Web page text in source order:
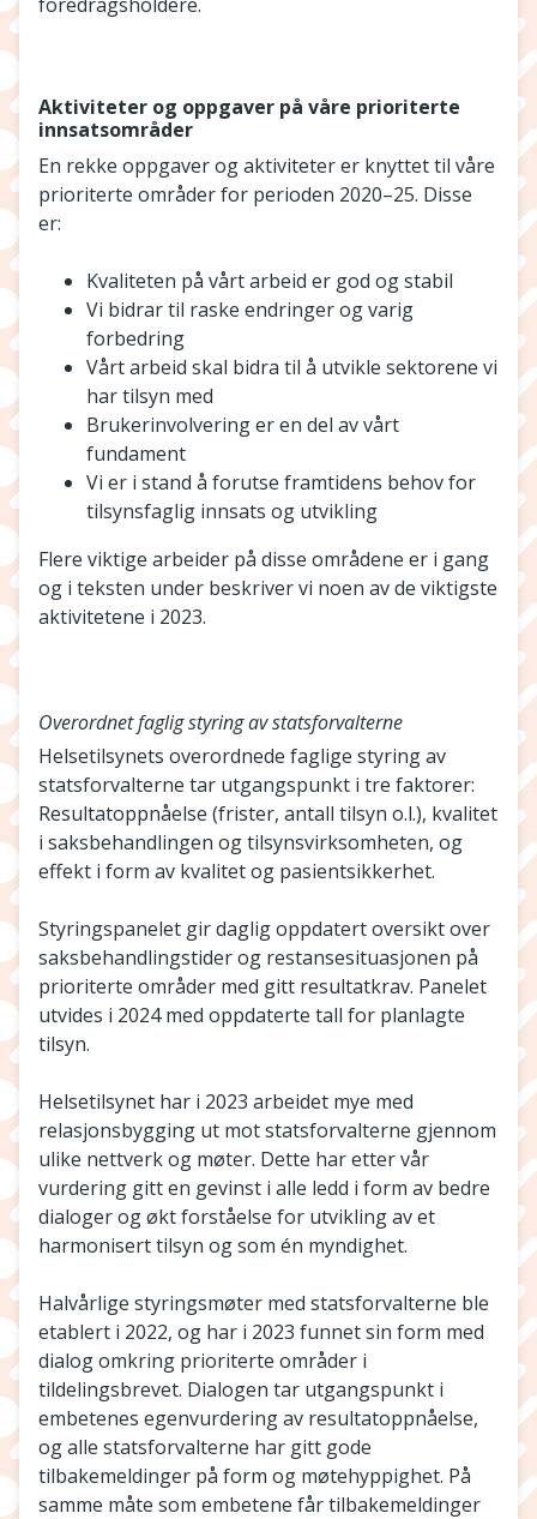
Aktiviteter og oppgaver på våre prioriterte
innsatsområder
En rekke oppgaver og aktiviteter er knyttet til våre
prioriterte områder for perioden 2020–25. Disse
er:
Kvaliteten på vårt arbeid er god og stabil
Vi bidrar til raske endringer og varig
forbedring
Vårt arbeid skal bidra til å utvikle sektorene vi
har tilsyn med
Brukerinvolvering er en del av vårt
fundament
Vi er i stand å forutse framtidens behov for
tilsynsfaglig innsats og utvikling
Flere viktige arbeider på disse områdene er i gang
og i teksten under beskriver vi noen av de viktigste
aktivitetene i 2023.
Overordnet faglig styring av statsforvalterne
Helsetilsynets overordnede faglige styring av
statsforvalterne tar utgangspunkt i tre faktorer:
Resultatoppnåelse (frister, antall tilsyn o.l.), kvalitet
i saksbehandlingen og tilsynsvirksomheten, og
effekt i form av kvalitet og pasientsikkerhet.
Styringspanelet gir daglig oppdatert oversikt over
saksbehandlingstider og restansesituasjonen på
prioriterte områder med gitt resultatkrav. Panelet
utvides i 2024 med oppdaterte tall for planlagte
tilsyn.
Helsetilsynet har i 2023 arbeidet mye med
relasjonsbygging ut mot statsforvalterne gjennom
ulike nettverk og møter. Dette har etter vår
vurdering gitt en gevinst i alle ledd i form av bedre
dialoger og økt forståelse for utvikling av et
harmonisert tilsyn og som én myndighet.
Halvårlige styringsmøter med statsforvalterne ble
etablert i 2022, og har i 2023 funnet sin form med
dialog omkring prioriterte områder i
tildelingsbrevet. Dialogen tar utgangspunkt i
embetenes egenvurdering av resultatoppnåelse,
og alle statsforvalterne har gitt gode
tilbakemeldinger på form og møtehyppighet. På
samme måte som embetene får tilbakemeldinger